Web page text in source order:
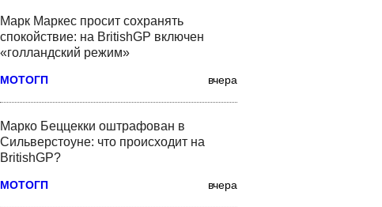
Марк Маркес просит сохранять
спокойствие: на BritishGP включен
«голландский режим»
МОТОГП вчера
Марко Беццекки оштрафован в
Сильверстоуне: что происходит на
BritishGP?
МОТОГП вчера